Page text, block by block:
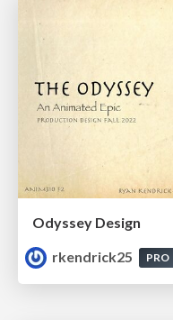
Odyssey Design
rkendrick25
PRO